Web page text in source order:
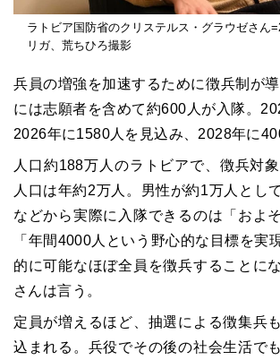
ラトビア国防省のクリステルス・グラウゼさん
リガ、荒ちひろ撮影
兵員の増強を加速するために徴兵制が
には志願者を含めて約600人が入隊。
2026年に1580人を見込み、2028年に
人口約188万人のラトビアで、徴兵対
人口は年約2万人。男性が約1万人とし
などから実際に入隊できるのは「およ
「年間4000人という野心的な目標を実
的に可能なほぼ全員を徴兵することに
さんは言う。
定員が増えるほど、抽選による徴集兵
込まれる。兵役でその後の社会生活で